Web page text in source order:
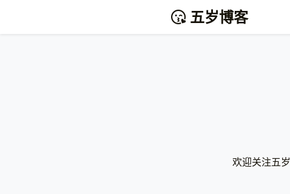
五岁博客
欢迎关注五岁